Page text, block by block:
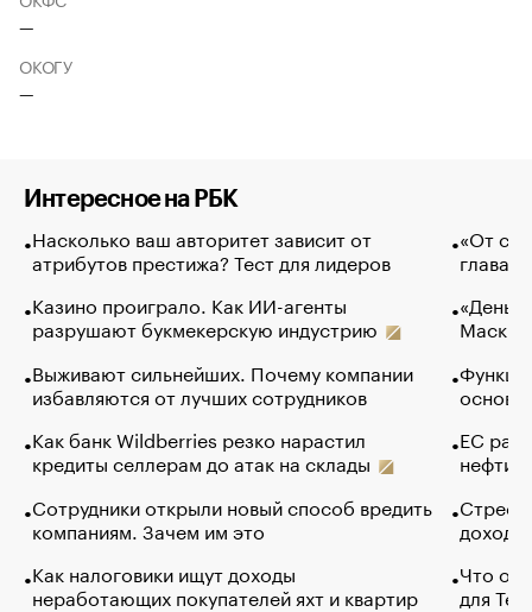
—
ОКОГУ
—
Интересное на РБК
Насколько ваш авторитет зависит от
атрибутов престижа? Тест для лидеров
Казино проиграло. Как ИИ-агенты
разрушают букмекерскую индустрию
Выживают сильнейших. Почему компании
избавляются от лучших сотрудников
Как банк Wildberries резко нарастил
кредиты селлерам до атак на склады
Сотрудники открыли новый способ вредить
компаниям. Зачем им это
Как налоговики ищут доходы
неработающих покупателей яхт и квартир
«От
глава
Маск в
основ
ЕС
нефти
Что
для